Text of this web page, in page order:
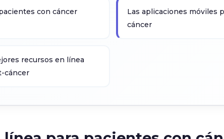
con cáncer
Las aplicaciones móviles
cáncer
recursos en línea
cáncer